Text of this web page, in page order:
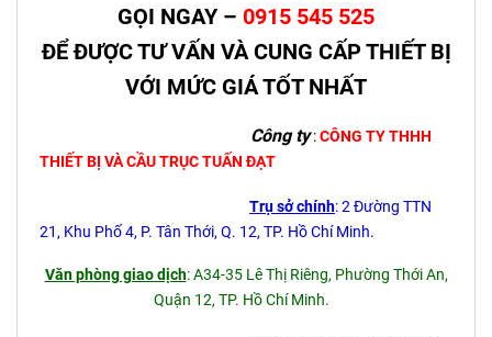
GỌI NGAY – 0915 545 525
ĐỂ ĐƯỢC TƯ VẤN VÀ CUNG CẤP THIẾT BỊ
VỚI MỨC GIÁ TỐT NHẤT
Công ty:CÔNG TY THHH
THIẾT BỊ VÀ CẦU TRỤC TUẤN ĐẠT
Trụ sở chính: 2 Đường TTN
21, Khu Phố 4, P. Tân Thới, Q. 12, TP. Hồ Chí Minh.
Văn phòng giao dịch: A34-35 Lê Thị Riêng, Phường Thới An,
Quận 12, TP. Hồ Chí Minh.